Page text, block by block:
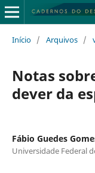
Início / Arquivos /
Notas
dever da
Fábio Guedes
Universidade Federal